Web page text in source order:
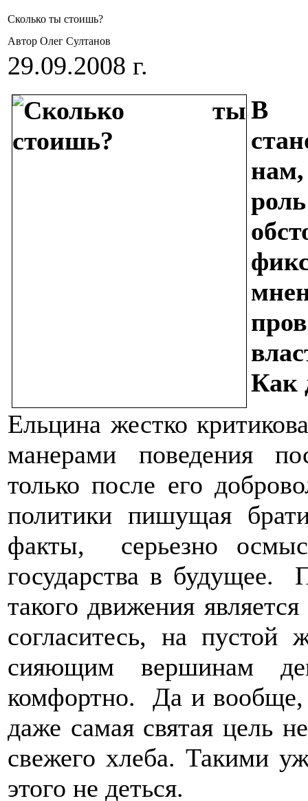
Сколько ты стоишь?
Автор Олег Султанов
29.09.2008 г.
В
Как
Ельцина жестко
манерами поведения
только после его
политики пишущая
факты, серьезно
государства в будущее.
такого движения
согласитесь, на пустой
сияющим вершинам
комфортно. Да и вообще,
даже самая святая цель
свежего хлеба. Такими
этого не деться.